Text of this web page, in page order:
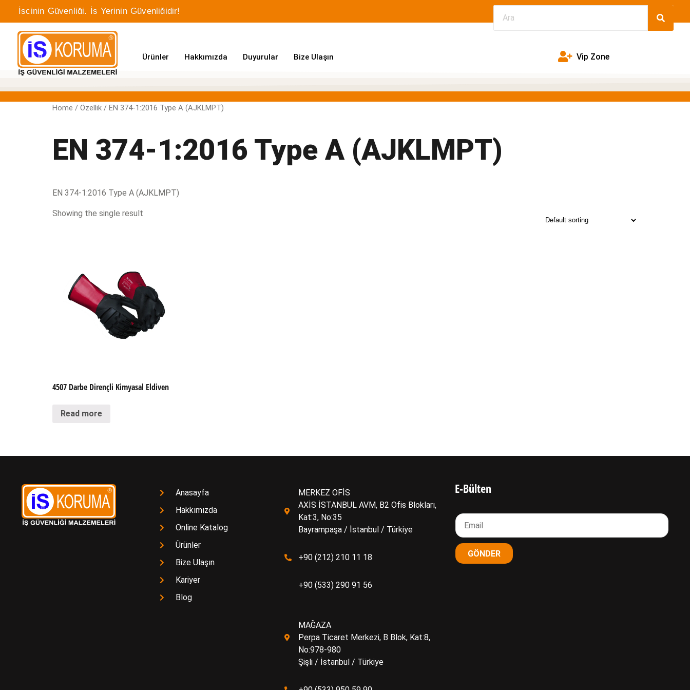
İşçinin Güvenliği, İş Yerinin Güvenliğidir!
Ürünler Hakkımızda Duyurular Bize Ulaşın Vip Zone
Home / Özellik / EN 374-1:2016 Type A (AJKLMPT)
EN 374-1:2016 Type A (AJKLMPT)
EN 374-1:2016 Type A (AJKLMPT)
Showing the single result
4507 Darbe Dirençli Kimyasal Eldiven
Read more
Anasayfa
Hakkımızda
Online Katalog
Ürünler
Bize Ulaşın
Kariyer
Blog
MERKEZ OFİS
AXİS İSTANBUL AVM, B2 Ofis Blokları,
Kat:3, No:35
Bayrampaşa / İstanbul / Türkiye
+90 (212) 210 11 18
+90 (533) 290 91 56
MAĞAZA
Perpa Ticaret Merkezi, B Blok, Kat:8,
No:978-980
Şişli / İstanbul / Türkiye
E-Bülten
GÖNDER